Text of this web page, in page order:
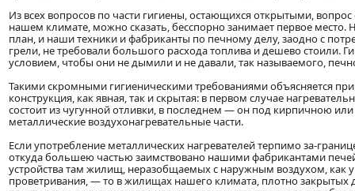
Из всех вопросов по части гигиены, остающихся открытыми,
нашем климате, можно сказать, бесспорно занимает первое место.
план, и наши техники и фабриканты по печному делу, заодно с
грели, не требовали большого расхода топлива и дешево стоили.
условием, чтобы они не дымили и не давали, так называемого,
Такими скромными гигиеническими требованиями объясняется
конструкция, как явная, так и скрытая: в первом случае
состоит из чугунной отливки, в последнем — он под кирпичною
металлические воздухонагревательные части.
Если употребление металлических нагревателей терпимо за-
откуда большею частью заимствовано нашими фабрикантами
устройства там жилищ, неразобщаемых с наружным воздухом, как
проветривания, — то в жилищах нашего климата, плотно